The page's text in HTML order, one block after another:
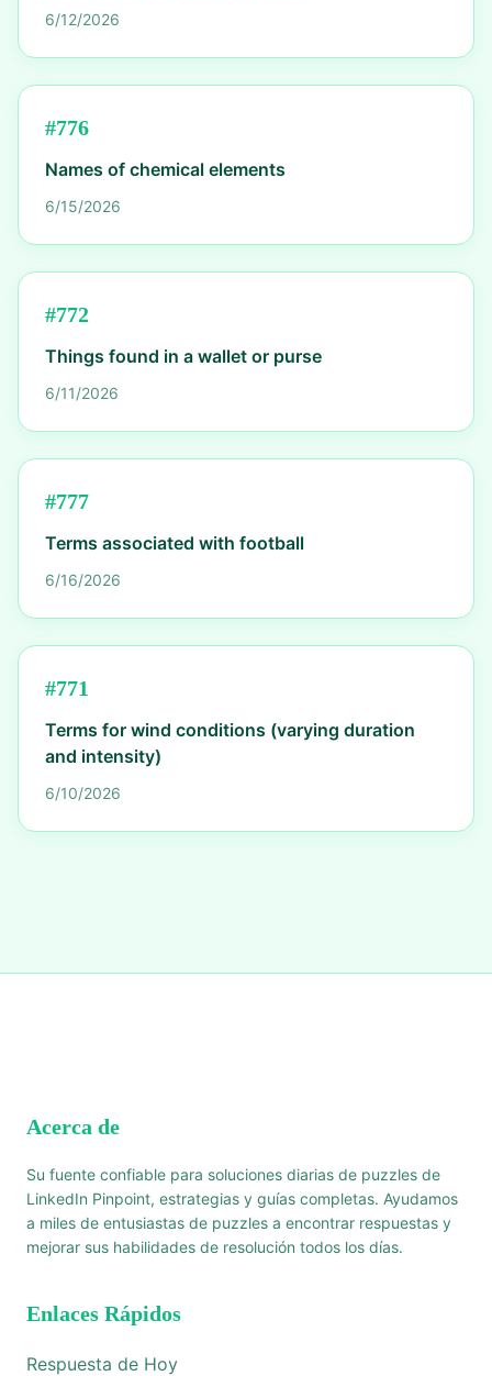
6/12/2026
#776
Names of chemical elements
6/15/2026
#772
Things found in a wallet or purse
6/11/2026
#777
Terms associated with football
6/16/2026
#771
Terms for wind conditions (varying duration
and intensity)
6/10/2026
Acerca de
Su fuente confiable para soluciones diarias de puzzles de
LinkedIn Pinpoint, estrategias y guías completas. Ayudamos
a miles de entusiastas de puzzles a encontrar respuestas y
mejorar sus habilidades de resolución todos los días.
Enlaces Rápidos
Respuesta de Hoy